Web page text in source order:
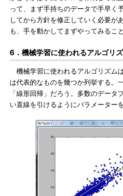
って、まず手持ちのデータで手早く
してから方針を修正していく必要が
も、手を動かしてまずやってみるこ
6．機械学習に使われるアルゴリ
機械学習に使われるアルゴリズム
は代表的なものを幾つか列挙する。
「線形回帰」だろう。多数のデータ
い直線を引けるようにパラメーター